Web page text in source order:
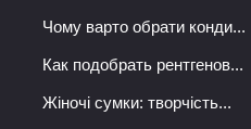
Чому варто обрати конди...
Как подобрать рентгенов...
Жіночі сумки: творчість...